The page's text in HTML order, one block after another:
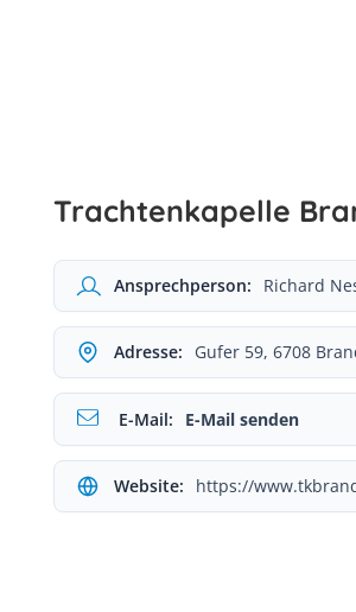
Trachtenkapelle
Ansprechperson: Richard
Adresse: Gufer 59, 6708
E-Mail: E-Mail senden
Website: https://